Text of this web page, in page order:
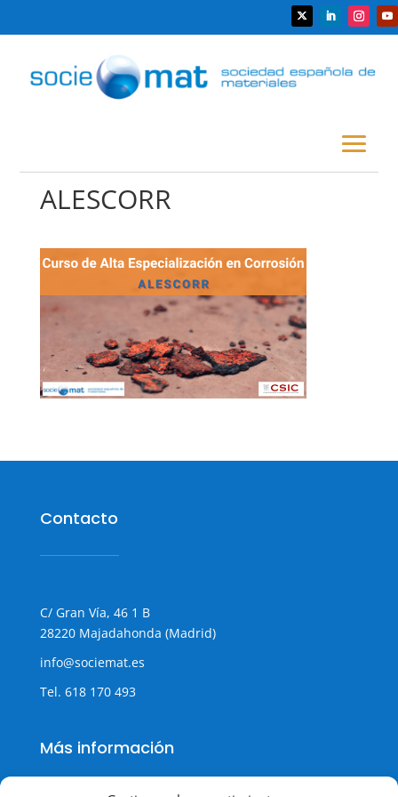
ALESCORR
Contacto
C/ Gran Vía, 46 1 B
28220 Majadahonda (Madrid)
info@sociemat.es
Tel. 618 170 493
Más información